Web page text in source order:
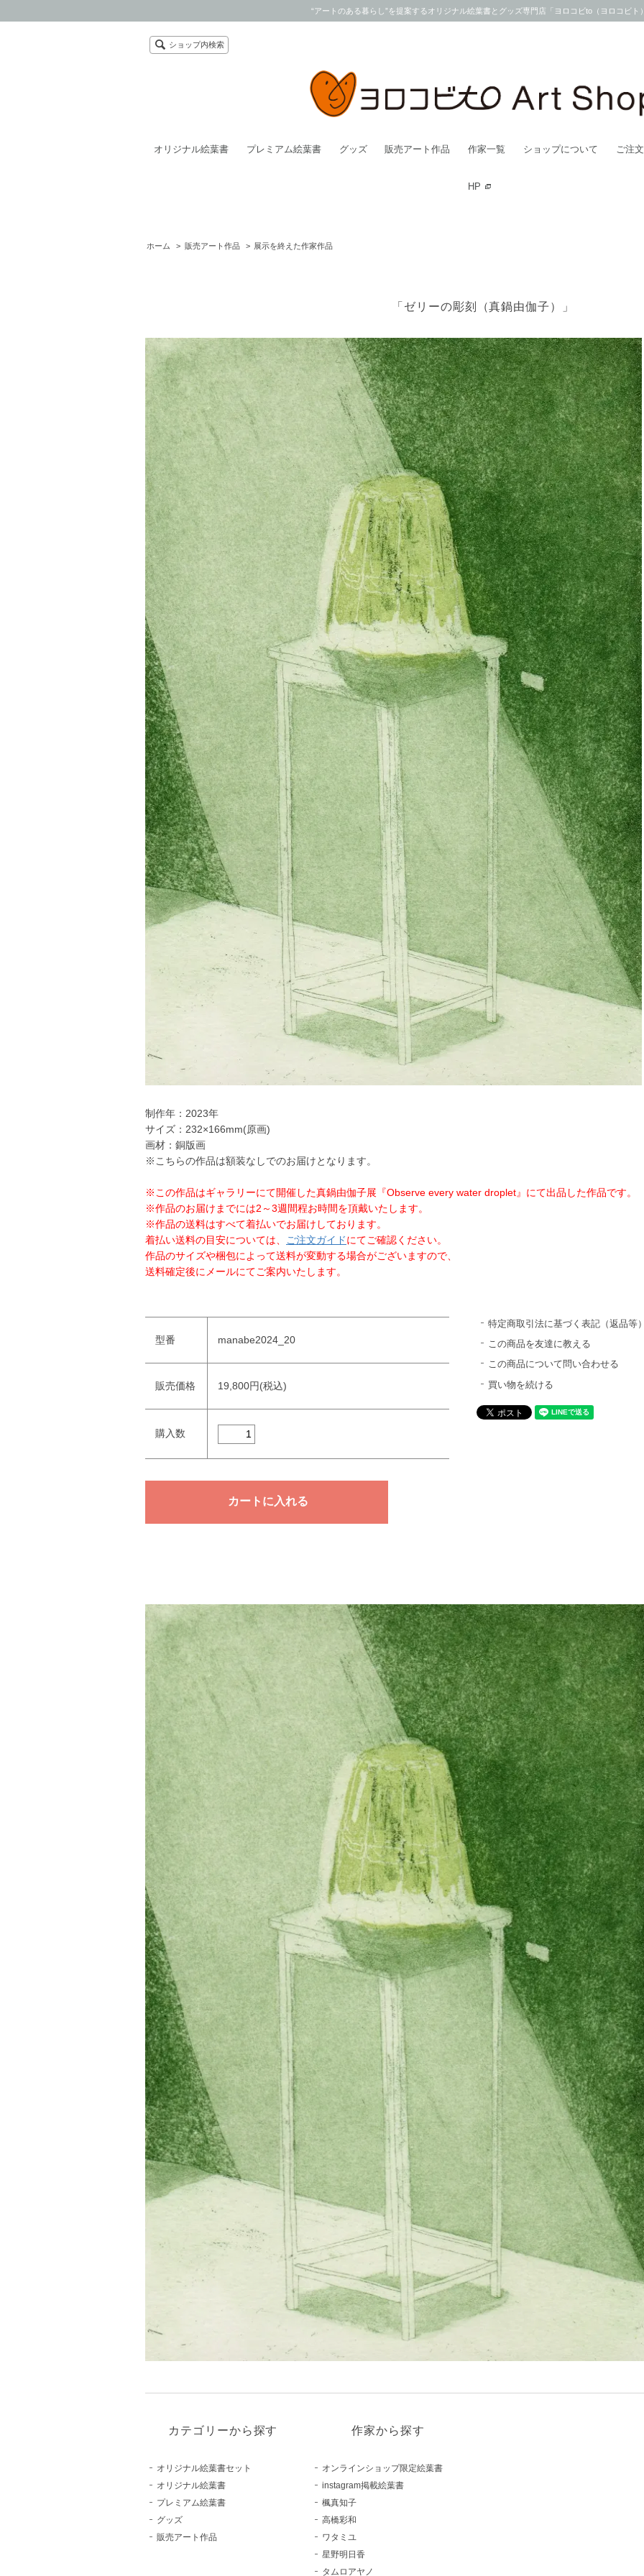
“アートのある暮らし”を提案するオリジナル絵葉書とグッズ専門店「ヨロコビto（ヨロコビト
ショップ内検索
オリジナル絵葉書 プレミアム絵葉書 グッズ 販売アート作品 作家一覧 ショップについて ご注
HP
ホーム > 販売アート作品 > 展示を終えた作家作品
「ゼリーの彫刻（真鍋由伽子）」
制作年：2023年
サイズ：232×166mm(原画)
画材：銅版画
※こちらの作品は額装なしでのお届けとなります。
※この作品はギャラリーにて開催した真鍋由伽子展『Observe every water droplet』にて出品した作品です。
※作品のお届けまでには2～3週間程お時間を頂戴いたします。
※作品の送料はすべて着払いでお届けしております。
着払い送料の目安については、 ご注文ガイドにてご確認ください。
作品のサイズや梱包によって送料が変動する場合がございますので、
送料確定後にメールにてご案内いたします。
型番 manabe2024_20
販売価格 19,800円(税込)
購入数
特定商取引法に基づく表記（返品等
この商品を友達に教える
この商品について問い合わせる
買い物を続ける
カテゴリーから探す
オリジナル絵葉書セット
オリジナル絵葉書
プレミアム絵葉書
グッズ
販売アート作品
作家から探す
オンラインショップ限定絵葉書
instagram掲載絵葉書
楓真知子
高橋彩和
ワタミユ
星野明日香
タムロアヤノ